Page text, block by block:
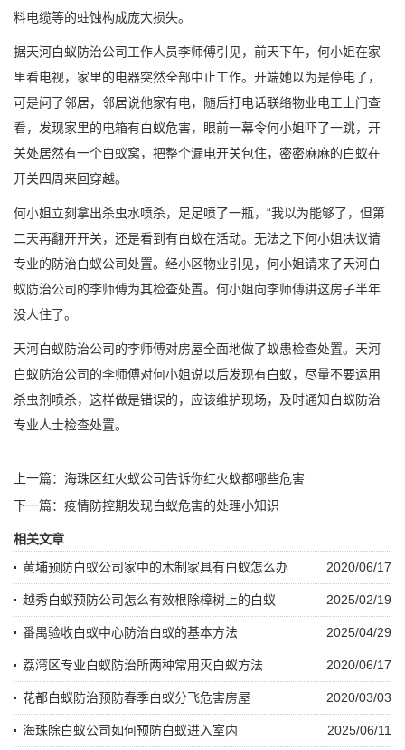
料电缆等的蛀蚀构成庞大损失。
据天河白蚁防治公司工作人员李师傅引见，前天下午，何小姐在家
里看电视，家里的电器突然全部中止工作。开端她以为是停电了，
可是问了邻居，邻居说他家有电，随后打电话联络物业电工上门查
看，发现家里的电箱有白蚁危害，眼前一幕令何小姐吓了一跳，开
关处居然有一个白蚁窝，把整个漏电开关包住，密密麻麻的白蚁在
开关四周来回穿越。
何小姐立刻拿出杀虫水喷杀，足足喷了一瓶，“我以为能够了，但第
二天再翻开开关，还是看到有白蚁在活动。无法之下何小姐决议请
专业的防治白蚁公司处置。经小区物业引见，何小姐请来了天河白
蚁防治公司的李师傅为其检查处置。何小姐向李师傅讲这房子半年
没人住了。
天河白蚁防治公司的李师傅对房屋全面地做了蚁患检查处置。天河
白蚁防治公司的李师傅对何小姐说以后发现有白蚁，尽量不要运用
杀虫剂 喷杀，这样做是错误的，应该维护现场，及时通知 白蚁防治
专业人士检查处置。
上一篇： 海珠区红火蚁公司告诉你红火蚁都哪些危害
下一篇： 疫情防控期发现白蚁危害的处理小知识
相关文章
2020/06/17
黄埔预防白蚁公司家中的木制家具有白蚁怎么办
2025/02/19
越秀白蚁预防公司怎么有效根除樟树上的白蚁
2025/04/29
番禺验收白蚁中心防治白蚁的基本方法
2020/06/17
荔湾区专业白蚁防治所两种常用灭白蚁方法
2020/03/03
花都白蚁防治预防春季白蚁分飞危害房屋
2025/06/11
海珠除白蚁公司如何预防白蚁进入室内